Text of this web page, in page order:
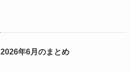
2026年6月のまとめ